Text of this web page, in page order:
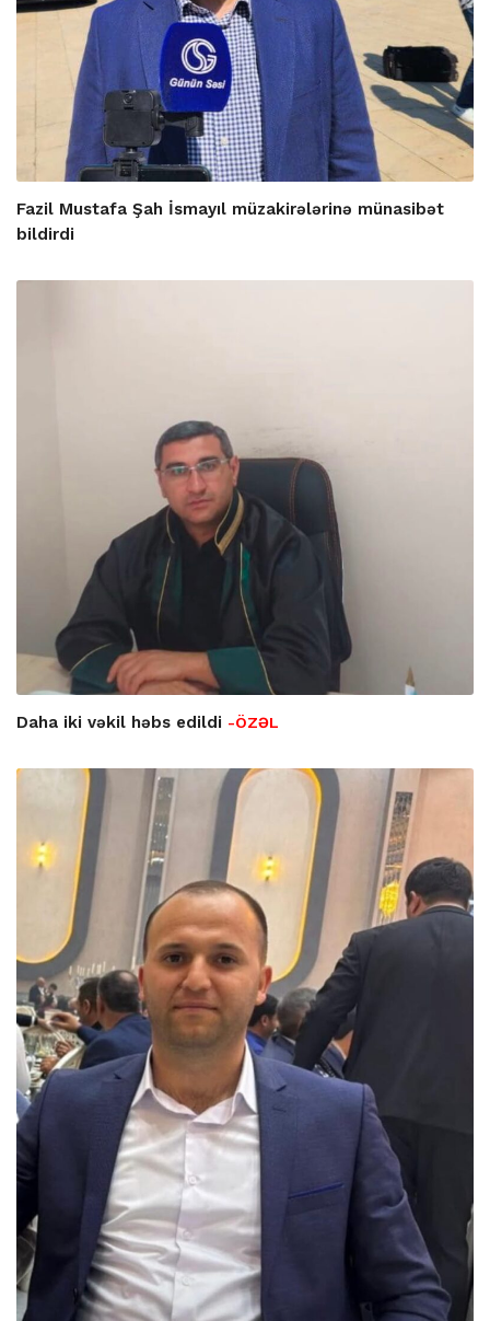
Fazil Mustafa Şah İsmayıl müzakirələrinə münasibət
bildirdi
Daha iki vəkil həbs edildi -ÖZƏL